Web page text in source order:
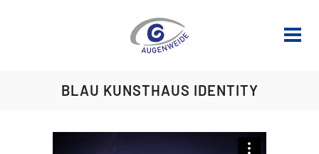
BLAU KUNSTHAUS IDENTITY